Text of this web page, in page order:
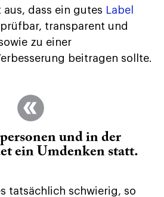
dass ein gutes Label
transparent und
zu einer
beitragen sollte.
und in der
ein Umdenken statt.
tatsächlich schwierig, so